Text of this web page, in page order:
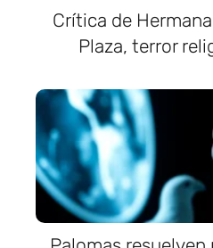
Crítica de
Plaza, terror